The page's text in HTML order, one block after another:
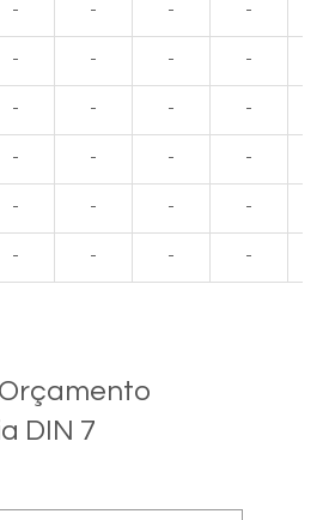
- - - -
- - - -
- - - -
- - - -
- - - -
- - - -
DIN 7